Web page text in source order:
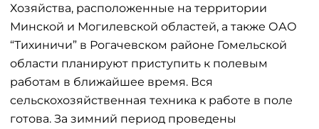
Хозяйства, расположенные на территории
Минской и Могилевской областей, а также ОАО
“Тихиничи” в Рогачевском районе Гомельской
области планируют приступить к полевым
работам в ближайшее время. Вся
сельскохозяйственная техника к работе в поле
готова. За зимний период проведены